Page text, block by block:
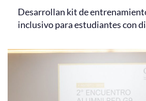
Desarrollan kit de
inclusivo para estudiantes con